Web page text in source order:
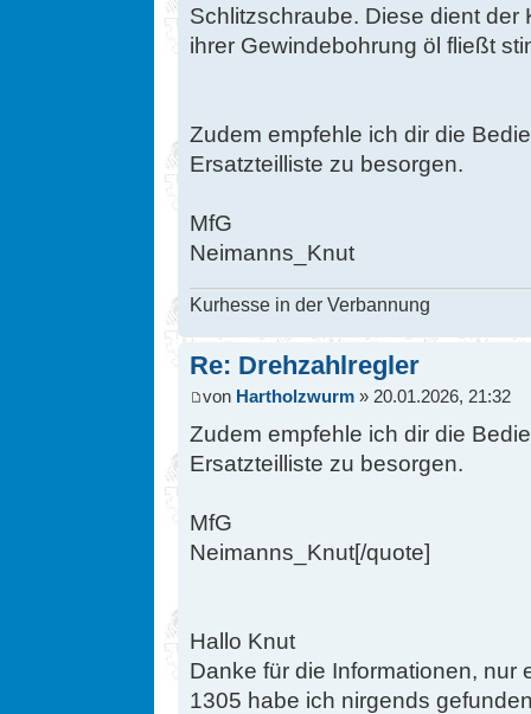
Schlitzschraube. Diese dient
ihrer Gewindebohrung öl fließt
Zudem empfehle ich dir die
Ersatzteilliste zu besorgen.
MfG
Neimanns_Knut
Kurhesse in der Verbannung
Re: Drehzahlregler
von Hartholzwurm » 20.01.2026, 21:32
Zudem empfehle ich dir die
Ersatzteilliste zu besorgen.
MfG
Neimanns_Knut[/quote]
Hallo Knut
Danke für die Informationen,
1305 habe ich nirgends